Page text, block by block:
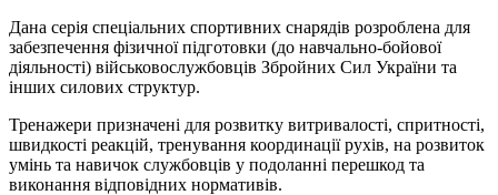
Дана серія спеціальних спортивних снарядів розроблена для
забезпечення фізичної підготовки (до навчально-бойової
діяльності) військовослужбовців Збройних Сил України та
інших силових структур.
Тренажери призначені для розвитку витривалості, спритності,
швидкості реакцій, тренування координації рухів, на розвиток
умінь та навичок службовців у подоланні перешкод та
виконання відповідних нормативів.